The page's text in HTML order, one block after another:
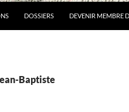
DOSSIERS DEVENIR MEMBRE
Baptiste